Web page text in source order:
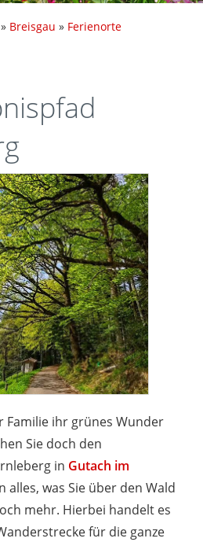
» Breisgau » Ferienorte
Familie ihr grünes Wunder
Sie doch den
in Gutach im
alles, was Sie über den Wald
mehr. Hierbei handelt es
für die ganze